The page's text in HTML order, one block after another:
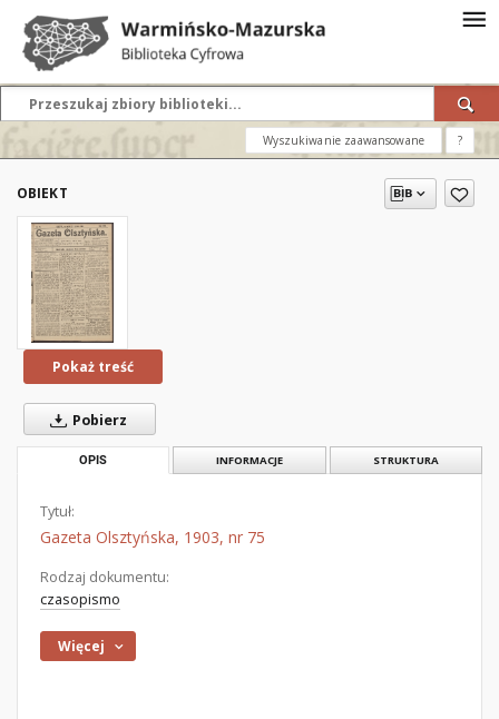
Wyszukiwanie zaawansowane ?
OBIEKT
Pokaż treść
Pobierz
OPIS INFORMACJE STRUKTURA
Tytuł:
Gazeta Olsztyńska, 1903, nr 75
Rodzaj dokumentu:
czasopismo
Więcej